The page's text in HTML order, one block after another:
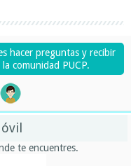
hacer preguntas y recibir
comunidad PUCP.
te encuentres.